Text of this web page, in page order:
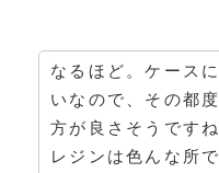
なるほど。ケース
いなので、その都
方が良さそうです
レジンは色んな所